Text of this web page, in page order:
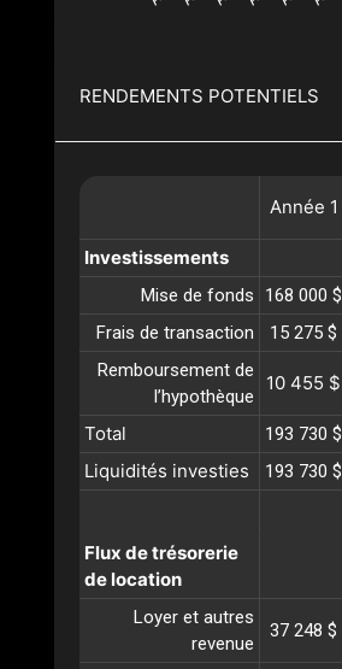
RENDEMENTS POTENTIELS
Année 1
Investissements
Mise de fonds 168 000 $
Frais de transaction
15 275 $
Remboursement de
l’hypothèque
10 455 $
Total 193 730 $
Liquidités investies 193 730 $
Flux de trésorerie
de location
Loyer et autres
revenue
37 248 $